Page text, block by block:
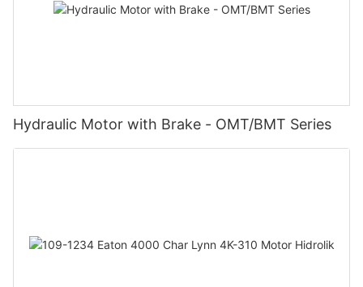
Hydraulic Motor with Brake - OMT/BMT Series